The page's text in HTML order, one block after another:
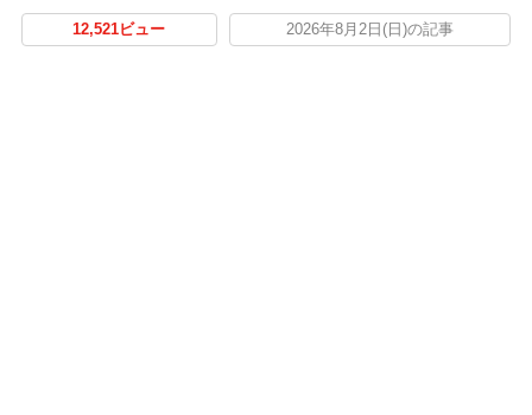
12,521ビュー 2026年8月2日(日)の記事